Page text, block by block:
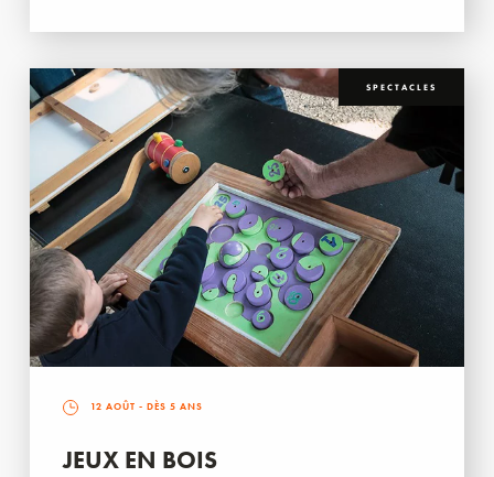
SPECTACLES
12 AOÛT - DÈS 5 ANS
JEUX EN BOIS